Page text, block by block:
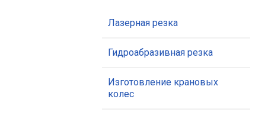
Лазерная резка
Гидроабразивная резка
Изготовление крановых
колес